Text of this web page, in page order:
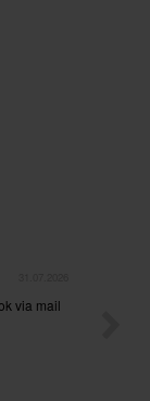
via mail